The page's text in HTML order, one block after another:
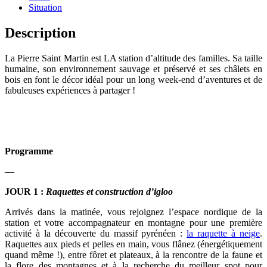
Situation
Description
La Pierre Saint Martin est LA station d’altitude des familles. Sa taille
humaine, son environnement sauvage et préservé et ses châlets en
bois en font le décor idéal pour un long week-end d’aventures et de
fabuleuses expériences à partager !
Programme
—
JOUR 1 : Raquettes et construction d’igloo
Arrivés dans la matinée, vous rejoignez l’espace nordique de la
station et votre accompagnateur en montagne pour une première
activité à la découverte du massif pyrénéen :la raquette à neige.
Raquettes aux pieds et pelles en main, vous flânez (énergétiquement
quand même !), entre fôret et plateaux, à la rencontre de la faune et